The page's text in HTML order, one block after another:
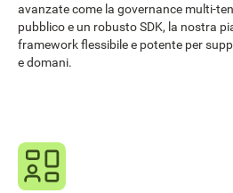
avanzate come la governance multi-
pubblico e un robusto SDK, la nostra
framework flessibile e potente per
e domani.